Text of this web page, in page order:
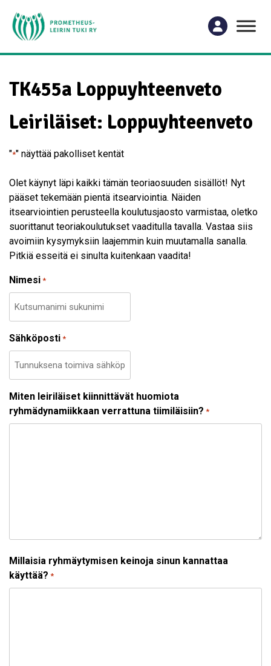
TK455a Loppuyhteenveto
Leiriläiset: Loppuyhteenveto
"*" näyttää pakolliset kentät
Olet käynyt läpi kaikki tämän teoriaosuuden sisällöt! Nyt
pääset tekemään pientä itsearviointia. Näiden
itsearviointien perusteella koulutusjaosto varmistaa, oletko
suorittanut teoriakoulutukset vaaditulla tavalla. Vastaa siis
avoimiin kysymyksiin laajemmin kuin muutamalla sanalla.
Pitkiä esseitä ei sinulta kuitenkaan vaadita!
Nimesi *
Sähköposti *
Miten leiriläiset kiinnittävät huomiota
ryhmädynamiikkaan verrattuna tiimiläisiin? *
Millaisia ryhmäytymisen keinoja sinun kannattaa
käyttää? *